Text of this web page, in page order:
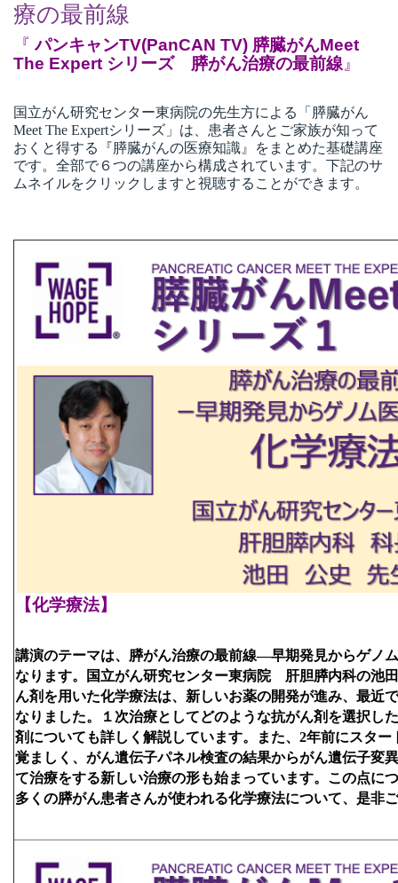
療の最前線
『 パンキャンTV(PanCAN TV) 膵臓がんMeet
The Expert シリーズ 膵がん治療の最前線』
国立がん研究センター東病院の先生方による「膵臓がん
Meet The Expertシリーズ」は、 患者さんとご家族が知って
おくと得する『膵臓がんの医療知識』をまとめた基礎講座
です。全部で６つの講座から構成されています。下記のサ
ムネイルをクリックしますと視聴することができます。
【化学療法】
講演のテーマは、膵がん治療の最前線―早期発見からゲノ
なります。国立がん研究センター東病院　肝胆膵内科の池
ん剤を用いた化学療法は、新しいお薬の開発が進み、最近
なりました。１次治療としてどのような抗がん剤を選択し
剤についても詳しく解説しています。また、2年前にスタ
覚ましく、がん遺伝子パネル検査の結果からがん遺伝子変
て治療をする新しい治療の形も始まっています。この点に
多くの膵がん患者さんが使われる化学療法について、是非